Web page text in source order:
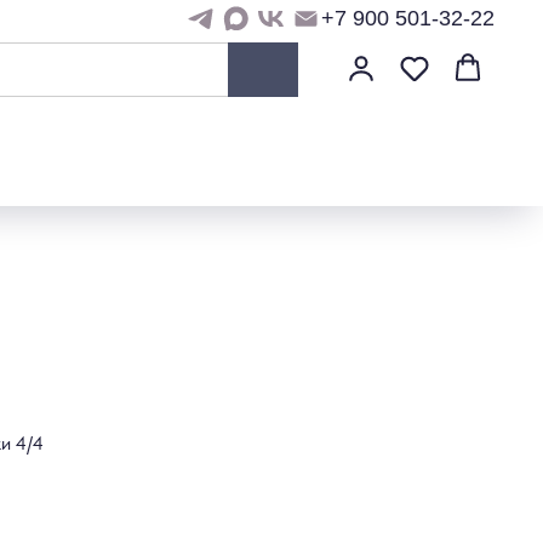
+7 900 501-32-22
4/4